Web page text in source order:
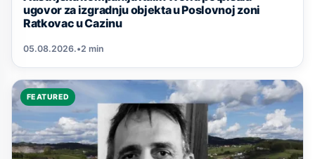
ugovor za izgradnju objekta u Poslovnoj zoni
Ratkovac u Cazinu
05.08.2026.•2 min
FEATURED